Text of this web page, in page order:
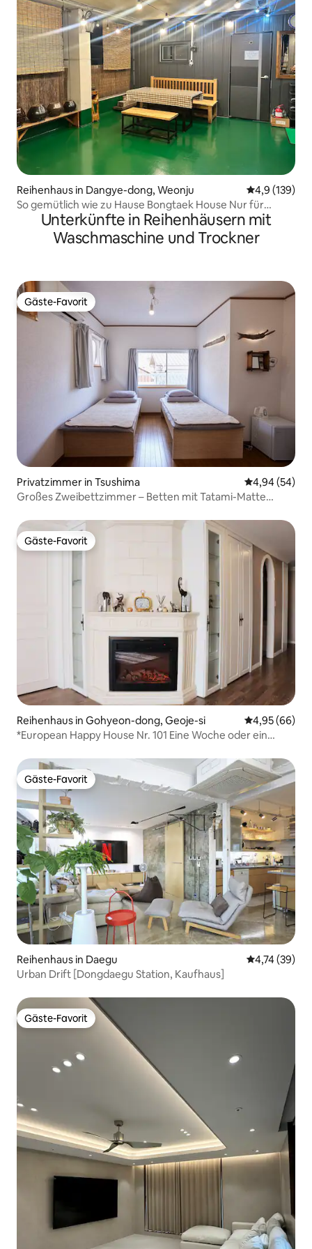
Reihenhaus in Dangye-dong, Weonju
4,9 (139)
So gemütlich wie zu Hause Bongtaek House Nur für
Ausländer Die Unterkunft ist nur für Ausländer
Unterkünfte in Reihenhäusern mit
Waschmaschine und Trockner
Gäste-Favorit
Gäste-Favorit
Privatzimmer in Tsushima
4,94 (54)
Großes Zweibettzimmer – Betten mit Tatami-Matte
Gäste-Favorit
Gäste-Favorit
Reihenhaus in Gohyeon-dong, Geoje-si
4,95 (66)
*European Happy House Nr. 101 Eine Woche oder ein
Gäste-Favorit
Gäste-Favorit
Reihenhaus in Daegu
4,74 (39)
Urban Drift [Dongdaegu Station, Kaufhaus]
Gäste-Favorit
Gäste-Favorit